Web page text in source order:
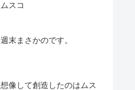
ムスコ
週末まさかのです。
想像して創造したのはムス